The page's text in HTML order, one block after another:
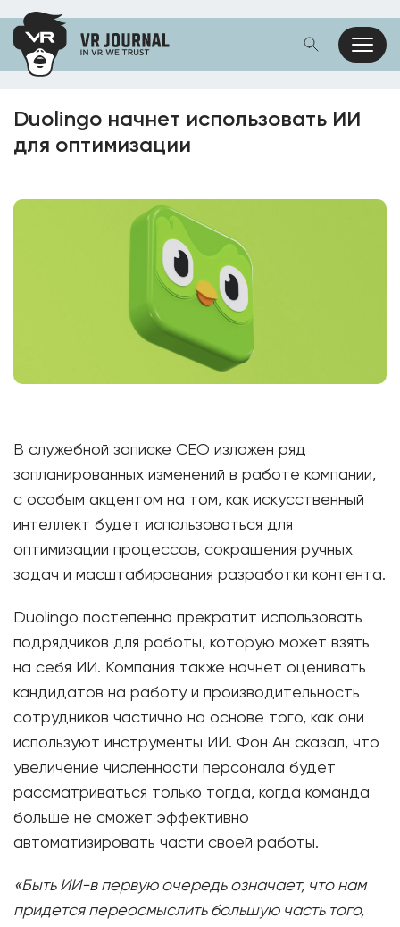
Duolingo начнет использовать ИИ
для оптимизации
В служебной записке CEO изложен ряд
запланированных изменений в работе компании,
с особым акцентом на том, как искусственный
интеллект будет использоваться для
оптимизации процессов, сокращения ручных
задач и масштабирования разработки контента.
Duolingo постепенно прекратит использовать
подрядчиков для работы, которую может взять
на себя ИИ. Компания также начнет оценивать
кандидатов на работу и производительность
сотрудников частично на основе того, как они
используют инструменты ИИ. Фон Ан сказал, что
увеличение численности персонала будет
рассматриваться только тогда, когда команда
больше не сможет эффективно
автоматизировать части своей работы.
«Быть ​​ИИ-в первую очередь означает, что нам
придется переосмыслить большую часть того,